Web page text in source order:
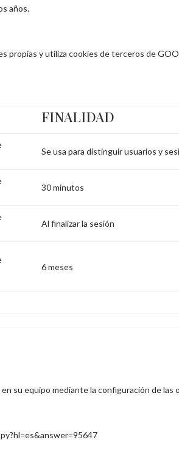
años.
propias y utiliza cookies de terceros de
FINALIDAD
Se usa para distinguir usuarios y
30 minutos
Al finalizar la sesión
6 meses
su equipo mediante la configuración de